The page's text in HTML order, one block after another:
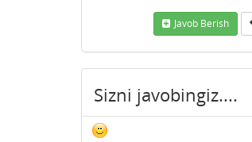
Javob Berish
Sizni javobingiz....